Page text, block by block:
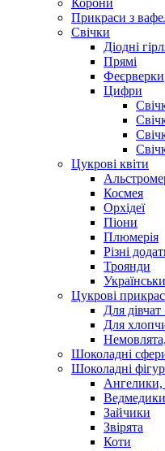
Корони
Прикраси з
Свічки
Діодні
Прямі
Феєрверки
Цифри
Цукрові квіти
Космея
Орхідеї
Піони
Плюмерія
Різні
Троянди
Цукрові
Для дівчат
Для
Шоколадні
Шоколадні
Ангелики,
Ведмедики
Зайчики
Звірята
Коти